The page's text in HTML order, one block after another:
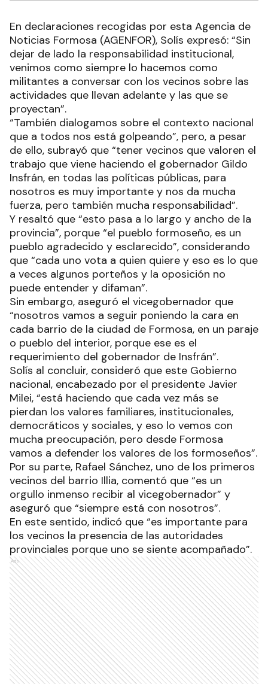
En declaraciones recogidas por esta Agencia de
Noticias Formosa (AGENFOR), Solís expresó: “Sin
dejar de lado la responsabilidad institucional,
venimos como siempre lo hacemos como
militantes a conversar con los vecinos sobre las
actividades que llevan adelante y las que se
proyectan”.
“También dialogamos sobre el contexto nacional
que a todos nos está golpeando”, pero, a pesar
de ello, subrayó que “tener vecinos que valoren el
trabajo que viene haciendo el gobernador Gildo
Insfrán, en todas las políticas públicas, para
nosotros es muy importante y nos da mucha
fuerza, pero también mucha responsabilidad”.
Y resaltó que “esto pasa a lo largo y ancho de la
provincia”, porque “el pueblo formoseño, es un
pueblo agradecido y esclarecido”, considerando
que “cada uno vota a quien quiere y eso es lo que
a veces algunos porteños y la oposición no
puede entender y difaman”.
Sin embargo, aseguró el vicegobernador que
“nosotros vamos a seguir poniendo la cara en
cada barrio de la ciudad de Formosa, en un paraje
o pueblo del interior, porque ese es el
requerimiento del gobernador de Insfrán”.
Solís al concluir, consideró que este Gobierno
nacional, encabezado por el presidente Javier
Milei, “está haciendo que cada vez más se
pierdan los valores familiares, institucionales,
democráticos y sociales, y eso lo vemos con
mucha preocupación, pero desde Formosa
vamos a defender los valores de los formoseños”.
Por su parte, Rafael Sánchez, uno de los primeros
vecinos del barrio Illia, comentó que “es un
orgullo inmenso recibir al vicegobernador” y
aseguró que “siempre está con nosotros”.
En este sentido, indicó que “es importante para
los vecinos la presencia de las autoridades
provinciales porque uno se siente acompañado”.
Ads